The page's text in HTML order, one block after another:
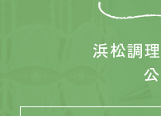
浜松調